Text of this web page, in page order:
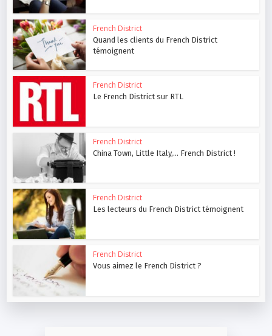
French District
Quand les clients du French District
témoignent
French District
Le French District sur RTL
French District
China Town, Little Italy,… French District !
French District
Les lecteurs du French District témoignent
French District
Vous aimez le French District ?